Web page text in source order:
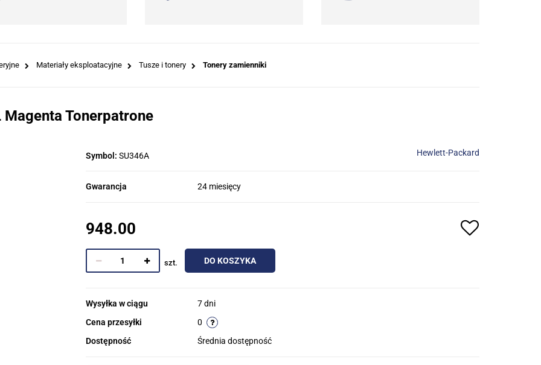
Materiały eksploatacyjne Tusze i tonery Tonery zamienniki
Magenta Tonerpatrone
Symbol: SU346A Hewlett-Packard
Gwarancja 24 miesięcy
948.00
szt. DO KOSZYKA
Wysyłka w ciągu
7 dni
Cena przesyłki
0
Dostępność
Średnia dostępność